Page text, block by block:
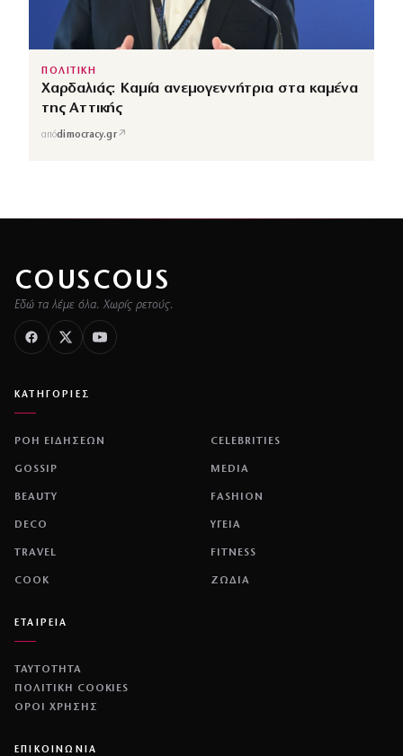
ΠΟΛΙΤΙΚΗ
Χαρδαλιάς: Καμία ανεμογεννήτρια στα καμένα
της Αττικής
απόdimocracy.gr↗
COUSCOUS
Εδώ τα λέμε όλα. Χωρίς ρετούς.
ΚΑΤΗΓΟΡΙΕΣ
ΡΟΗ ΕΙΔΗΣΕΩΝ CELEBRITIES
GOSSIP MEDIA
BEAUTY FASHION
DECO ΥΓΕΙΑ
TRAVEL FITNESS
COOK ΖΩΔΙΑ
ΕΤΑΙΡΕΙΑ
ΤΑΥΤΟΤΗΤΑ
ΠΟΛΙΤΙΚΉ COOKIES
ΌΡΟΙ ΧΡΉΣΗΣ
ΕΠΙΚΟΙΝΩΝΙΑ